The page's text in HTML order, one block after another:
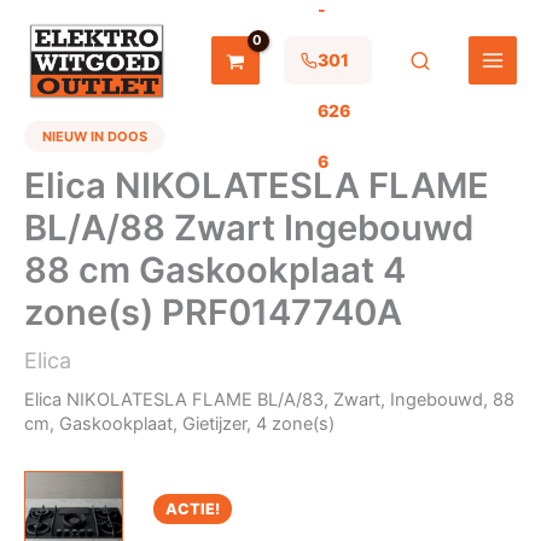
inhoud
-
301
626
6
NIEUW IN DOOS
Elica NIKOLATESLA FLAME
BL/A/88 Zwart Ingebouwd
88 cm Gaskookplaat 4
zone(s) PRF0147740A
Elica
Elica NIKOLATESLA FLAME BL/A/83, Zwart, Ingebouwd, 88
cm, Gaskookplaat, Gietijzer, 4 zone(s)
ACTIE!